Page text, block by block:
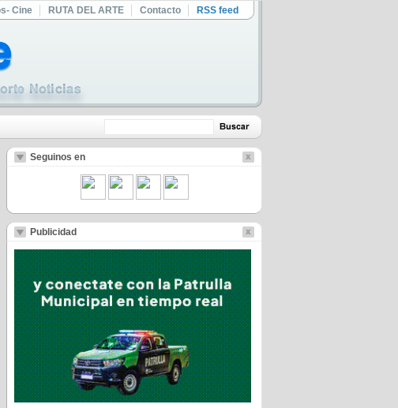
Cine RUTA DEL ARTE Contacto RSS feed
Seguinos en
Publicidad